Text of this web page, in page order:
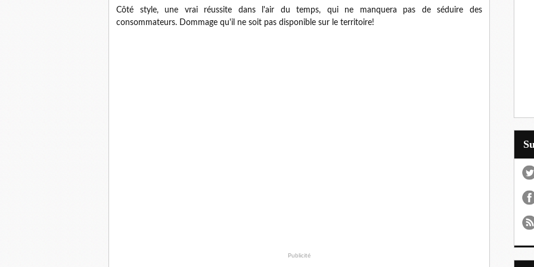
Côté style, une vrai réussite dans l'air du temps, qui ne manquera pas de séduire des
consommateurs. Dommage qu'il ne soit pas disponible sur le territoire!
Publicité